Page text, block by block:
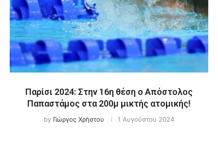
Παρίσι 2024: Στην 16η θέση ο Απόστολος
Παπαστάμος στα 200μ μικτής ατομικής!
by Γιώργος Χρήστου 1 Αυγούστου 2024